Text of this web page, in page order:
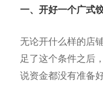
一、开好一个广式
无论开什么样的店
足了这个条件之后
说资金都没有准备